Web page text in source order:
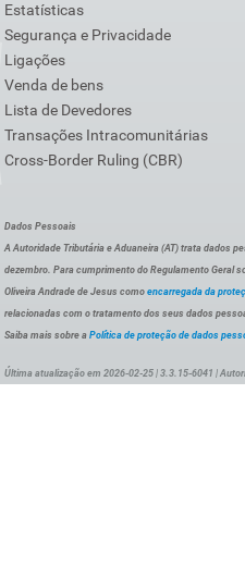
Estatísticas
Segurança e Privacidade
Ligações
Venda de bens
Lista de Devedores
Transações Intracomunitárias
Cross-Border Ruling (CBR)
Dados Pessoais
A Autoridade Tributária e Aduaneira (AT) trata dados
dezembro. Para cumprimento do Regulamento Geral
Oliveira Andrade de Jesus como encarregada da
relacionadas com o tratamento dos seus dados
Saiba mais sobre a Política de proteção de dados
Última atualização em 2026-02-25 | 3.3.15-6041 |